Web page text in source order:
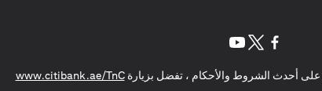
أحدث الشروط والأحكام ، تفضل بزيارةwww.citibank.ae/TnC
(opens in a new tab)